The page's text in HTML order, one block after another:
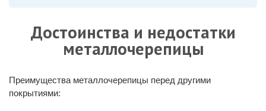
Достоинства и недостатки
металлочерепицы
Преимущества металлочерепицы перед другими
покрытиями: